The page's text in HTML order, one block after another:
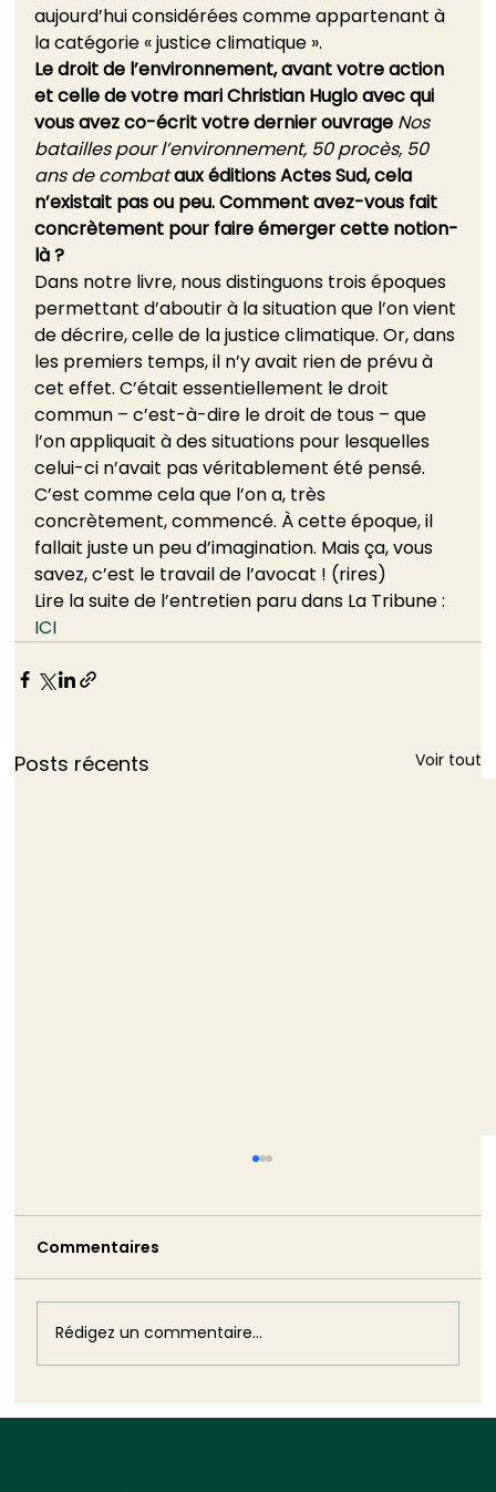
aujourd’hui considérées comme appartenant à
la catégorie « justice climatique ».
Le droit de l’environnement, avant votre action
et celle de votre mari Christian Huglo avec qui
vous avez co-écrit votre dernier ouvrage Nos
batailles pour l’environnement, 50 procès, 50
ans de combat aux éditions Actes Sud, cela
n’existait pas ou peu. Comment avez-vous fait
concrètement pour faire émerger cette notion-
là ?
Dans notre livre, nous distinguons trois époques
permettant d’aboutir à la situation que l’on vient
de décrire, celle de la justice climatique. Or, dans
les premiers temps, il n’y avait rien de prévu à
cet effet. C’était essentiellement le droit
commun – c’est-à-dire le droit de tous – que
l’on appliquait à des situations pour lesquelles
celui-ci n’avait pas véritablement été pensé.
C’est comme cela que l’on a, très
concrètement, commencé. À cette époque, il
fallait juste un peu d’imagination. Mais ça, vous
savez, c’est le travail de l’avocat ! (rires)
Lire la suite de l’entretien paru dans La Tribune :
ICI
Posts récents Voir tout
l’accélération de la transition
Par Guillaume Cornu, avocat La crise
agricole bat son plein et de nombreuses
critiques ont été portées contre les
normes...
Commentaires
Rédigez un commentaire...